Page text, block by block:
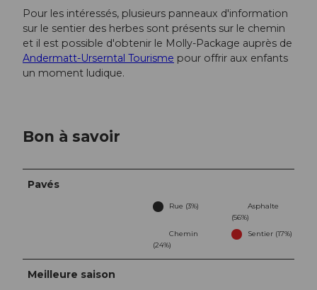
Pour les intéressés, plusieurs panneaux d'information
sur le sentier des herbes sont présents sur le chemin
et il est possible d'obtenir le Molly-Package auprès de
Andermatt-Urserntal Tourisme pour offrir aux enfants
un moment ludique.
Bon à savoir
Pavés
Rue (3%)
Asphalte
(56%)
Chemin
(24%)
Sentier (17%)
Meilleure saison